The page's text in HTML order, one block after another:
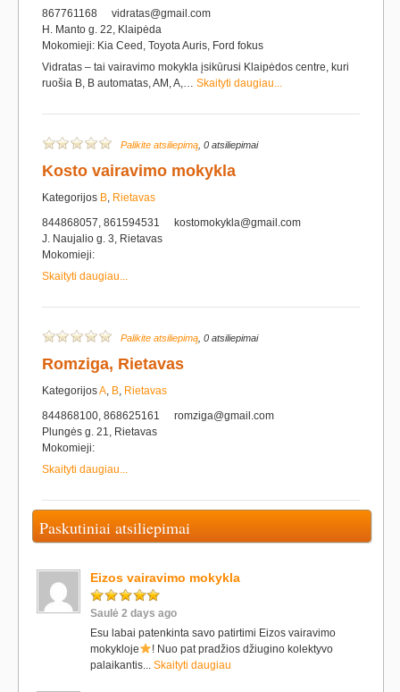
867761168
vidratas@gmail.com
H. Manto g. 22, Klaipėda
Mokomieji: Kia Ceed, Toyota Auris, Ford fokus
Vidratas – tai vairavimo mokykla įsikūrusi Klaipėdos centre, kuri
ruošia B, B automatas, AM, A,… Skaityti daugiau...
Palikite atsiliepimą , 0 atsiliepimai
Kosto vairavimo mokykla
Kategorijos B, Rietavas
844868057, 861594531
kostomokykla@gmail.com
J. Naujalio g. 3, Rietavas
Mokomieji:
Skaityti daugiau...
Palikite atsiliepimą , 0 atsiliepimai
Romziga, Rietavas
KategorijosA, B, Rietavas
844868100, 868625161
romziga@gmail.com
Plungės g. 21, Rietavas
Mokomieji:
Skaityti daugiau...
Paskutiniai atsiliepimai
Eizos vairavimo mokykla
Saulė 2 days ago
Esu labai patenkinta savo patirtimi Eizos vairavimo
mokykloje
! Nuo pat pradžios džiugino kolektyvo
palaikantis... Skaityti daugiau